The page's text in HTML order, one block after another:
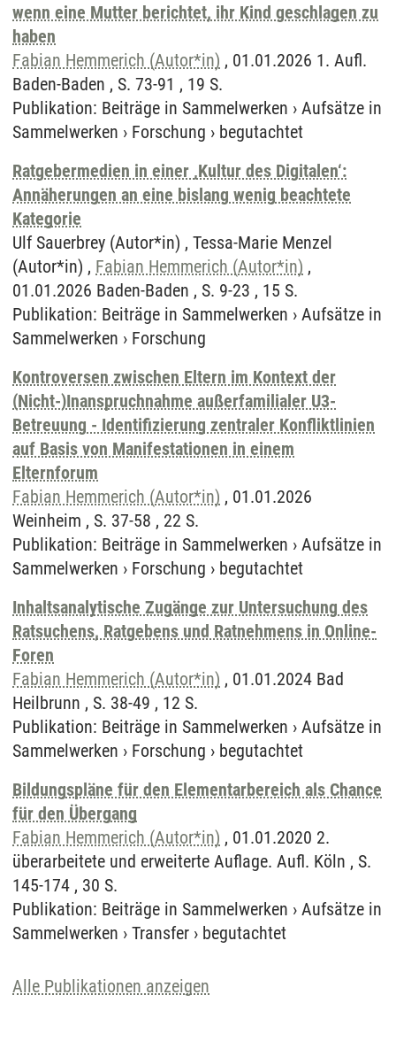
wenn eine Mutter berichtet, ihr Kind geschlagen zu
haben
Fabian Hemmerich (Autor*in) , 01.01.2026 1. Aufl.
Baden-Baden , S. 73-91 , 19 S.
Publikation: Beiträge in Sammelwerken › Aufsätze in
Sammelwerken › Forschung › begutachtet
Ratgebermedien in einer ‚Kultur des Digitalen‘:
Annäherungen an eine bislang wenig beachtete
Kategorie
Ulf Sauerbrey (Autor*in) , Tessa-Marie Menzel
(Autor*in) , Fabian Hemmerich (Autor*in) ,
01.01.2026 Baden-Baden , S. 9-23 , 15 S.
Publikation: Beiträge in Sammelwerken › Aufsätze in
Sammelwerken › Forschung
Kontroversen zwischen Eltern im Kontext der
(Nicht-)Inanspruchnahme außerfamilialer U3-
Betreuung - Identifizierung zentraler Konfliktlinien
auf Basis von Manifestationen in einem
Elternforum
Fabian Hemmerich (Autor*in) , 01.01.2026
Weinheim , S. 37-58 , 22 S.
Publikation: Beiträge in Sammelwerken › Aufsätze in
Sammelwerken › Forschung › begutachtet
Inhaltsanalytische Zugänge zur Untersuchung des
Ratsuchens, Ratgebens und Ratnehmens in Online-
Foren
Fabian Hemmerich (Autor*in) , 01.01.2024 Bad
Heilbrunn , S. 38-49 , 12 S.
Publikation: Beiträge in Sammelwerken › Aufsätze in
Sammelwerken › Forschung › begutachtet
Bildungspläne für den Elementarbereich als Chance
für den Übergang
Fabian Hemmerich (Autor*in) , 01.01.2020 2.
überarbeitete und erweiterte Auflage. Aufl. Köln , S.
145-174 , 30 S.
Publikation: Beiträge in Sammelwerken › Aufsätze in
Sammelwerken › Transfer › begutachtet
Alle Publikationen anzeigen